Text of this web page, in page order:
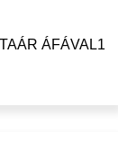
ÁFÁVAL1